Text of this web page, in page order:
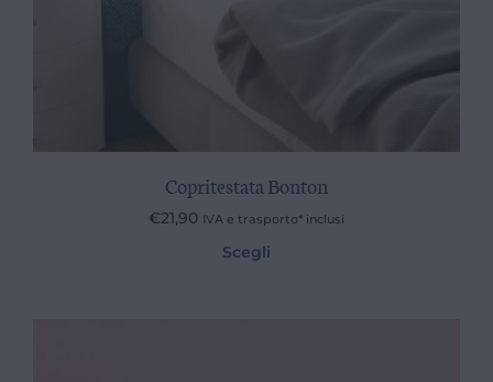
Copritestata Bonton
€21,90 IVA e trasporto* inclusi
Scegli